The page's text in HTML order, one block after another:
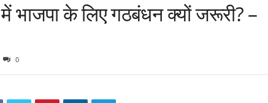
के लिए गठबंधन क्यों जरूरी? –
0